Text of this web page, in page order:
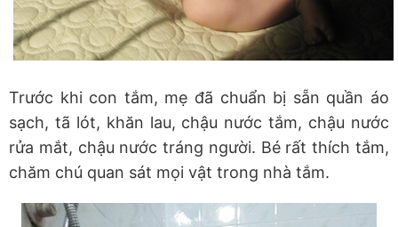
Trước khi con tắm, mẹ đã chuẩn bị sẵn quần áo
sạch, tã lót, khăn lau, chậu nước tắm, chậu nước
rửa mắt, chậu nước tráng người. Bé rất thích tắm,
chăm chú quan sát mọi vật trong nhà tắm.